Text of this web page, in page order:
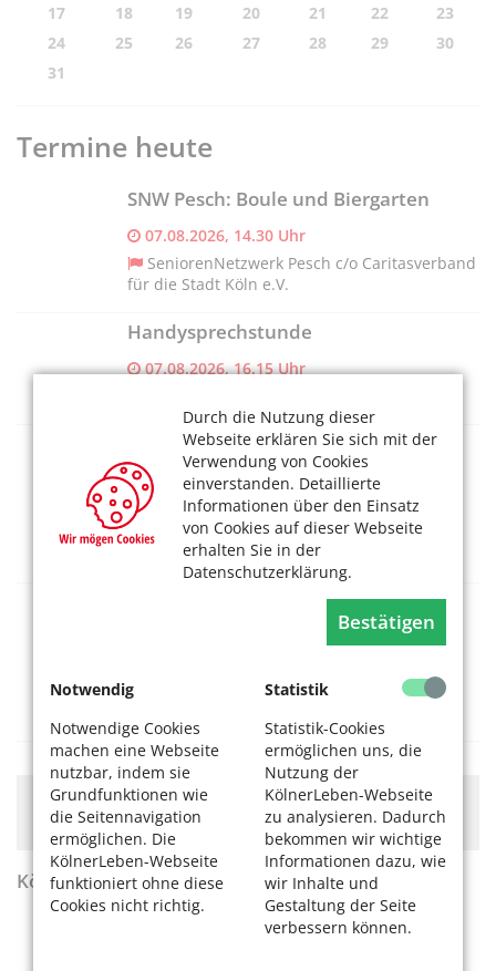
Durch die Nutzung dieser
Webseite erklären Sie sich mit der
Verwendung von Cookies
einverstanden. Detaillierte
Informationen über den Einsatz
von Cookies auf dieser Webseite
erhalten Sie in der
Datenschutzerklärung.
Bestätigen
Notwendig
Notwendige Cookies
machen eine Webseite
nutzbar, indem sie
Grundfunktionen wie
die Seitennavigation
ermöglichen. Die
KölnerLeben-Webseite
funktioniert ohne diese
Cookies nicht richtig.
Statistik
Statistik-Cookies
ermöglichen uns, die
Nutzung der
KölnerLeben-Webseite
zu analysieren. Dadurch
bekommen wir wichtige
Informationen dazu, wie
wir Inhalte und
Gestaltung der Seite
verbessern können.
17
18 19 20 21 22
23
24
25 26 27 28 29
30
31
Termine heute
SNW Pesch: Boule und Biergarten
07.08.2026, 14.30 Uhr
SeniorenNetzwerk Pesch c/o Caritasverband
für die Stadt Köln e.V.
Handysprechstunde
07.08.2026, 16.15 Uhr
SNW Stammheim: Walking mit und
ohne Stöcke
07.08.2026, 10 Uhr
SeniorenNetzwerk Stammheim c/o
Stadtteilbüro
SeniorenNetzwerk Vringsveedel (Altstadt-
Hier könnte Werbung stehen, mit der wir uns
finanzieren. Bitte akzeptieren Sie dieCookie-Meldung.
KölnerLeben Sommer 2026